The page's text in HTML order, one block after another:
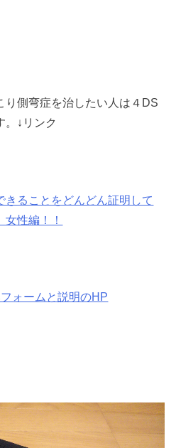
り側弯症を治したい人は４DS
。↓リンク
ることをどんどん証明して
性編！！
ォームと説明のHP